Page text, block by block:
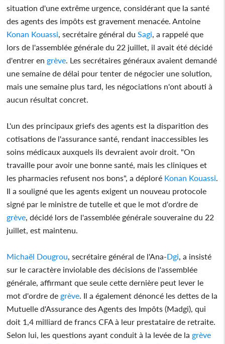
situation d'une extrême urgence, considérant que la santé
des agents des impôts est gravement menacée. Antoine
Konan Kouassi , secrétaire général du Sagi , a rappelé que
lors de l'assemblée générale du 22 juillet, il avait été décidé
d'entrer en grève . Les secrétaires généraux avaient demandé
une semaine de délai pour tenter de négocier une solution,
mais une semaine plus tard, les négociations n'ont abouti à
aucun résultat concret.
L'un des principaux griefs des agents est la disparition des
cotisations de l'assurance santé, rendant inaccessibles les
soins médicaux auxquels ils devraient avoir droit. "On
travaille pour avoir une bonne santé, mais les cliniques et
les pharmacies refusent nos bons", a déploré Konan Kouassi
Il a souligné que les agents exigent un nouveau protocole
signé par le ministre de tutelle et que le mot d'ordre de
grève , décidé lors de l'assemblée générale souveraine du 22
juillet, est maintenu.
Michaël Dougrou , secrétaire général de l'Ana-Dgi , a insisté
sur le caractère inviolable des décisions de l'assemblée
générale, affirmant que seule cette dernière peut lever le
mot d'ordre de grève . Il a également dénoncé les dettes de la
Mutuelle d'Assurance des Agents des Impôts (Madgi), qui
doit 1,4 milliard de francs CFA à leur prestataire de retraite.
Selon lui, les questions ayant conduit à la levée de la grève